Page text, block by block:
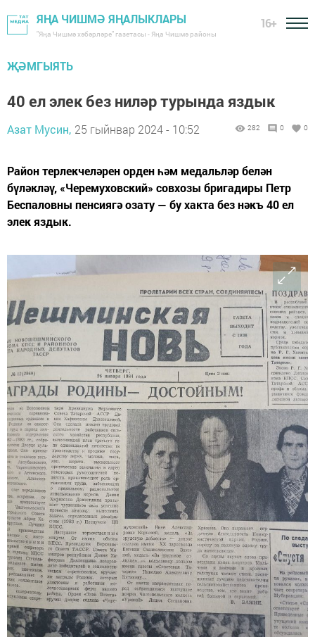
ЯҢА ЧИШМӘ ЯҢАЛЫКЛАРЫ
"Яңа Чишмә хәбәрләре" газетасы - Яңа Чишмә районы
16+
ҖӘМГЫЯТЬ
40 ел элек без ниләр турында яздык
Азат Мусин, 25 гыйнвар 2024 - 10:52 282 0 0
Район терлекчеләрен орден һәм медальләр белән
бүләкләү, «Черемуховский» совхозы бригадиры Петр
Беспаловны пенсиягә озату — бу хакта без нәкъ 40 ел
элек яздык.